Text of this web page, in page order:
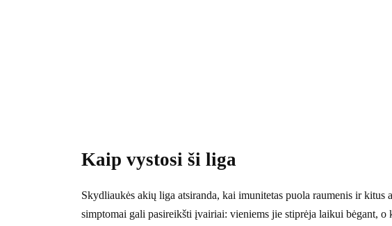
Kaip vystosi ši liga
Skydliaukės akių liga atsiranda, kai imunitetas puola raumenis ir
simptomai gali pasireikšti įvairiai: vieniems jie stiprėja laikui bėgant, o